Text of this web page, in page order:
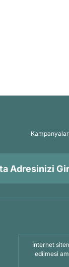
İnternet
edilmesi